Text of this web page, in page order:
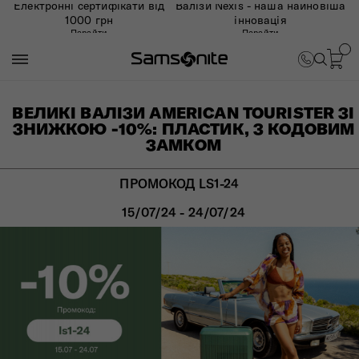
Електронні сертифікати від
1000 грн
Перейти
Валізи Nexis - наша найновіша
інновація
Перейти
ВЕЛИКІ ВАЛІЗИ AMERICAN TOURISTER ЗІ
ЗНИЖКОЮ -10%: ПЛАСТИК, З КОДОВИМ
ЗАМКОМ
ПРОМОКОД LS1-24
15/07/24 - 24/07/24